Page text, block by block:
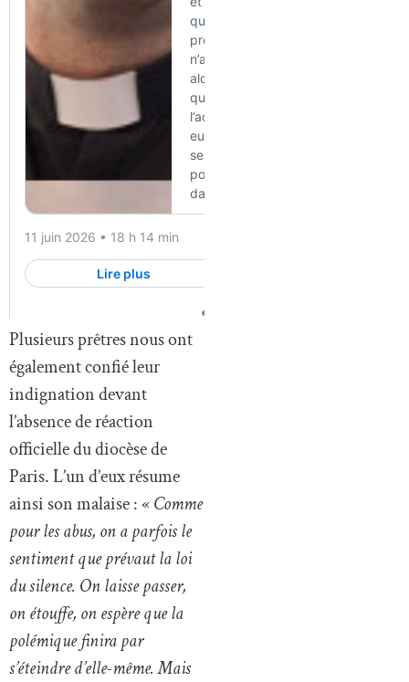
Plusieurs prêtres nous ont
également confié leur
indignation devant
l’absence de réaction
officielle du diocèse de
Paris. L’un d’eux résume
ainsi son malaise : «Comme
pour les abus, on a parfois le
sentiment que prévaut la loi
du silence. On laisse passer,
on étouffe, on espère que la
polémique finira par
s’éteindre d’elle-même. Mais